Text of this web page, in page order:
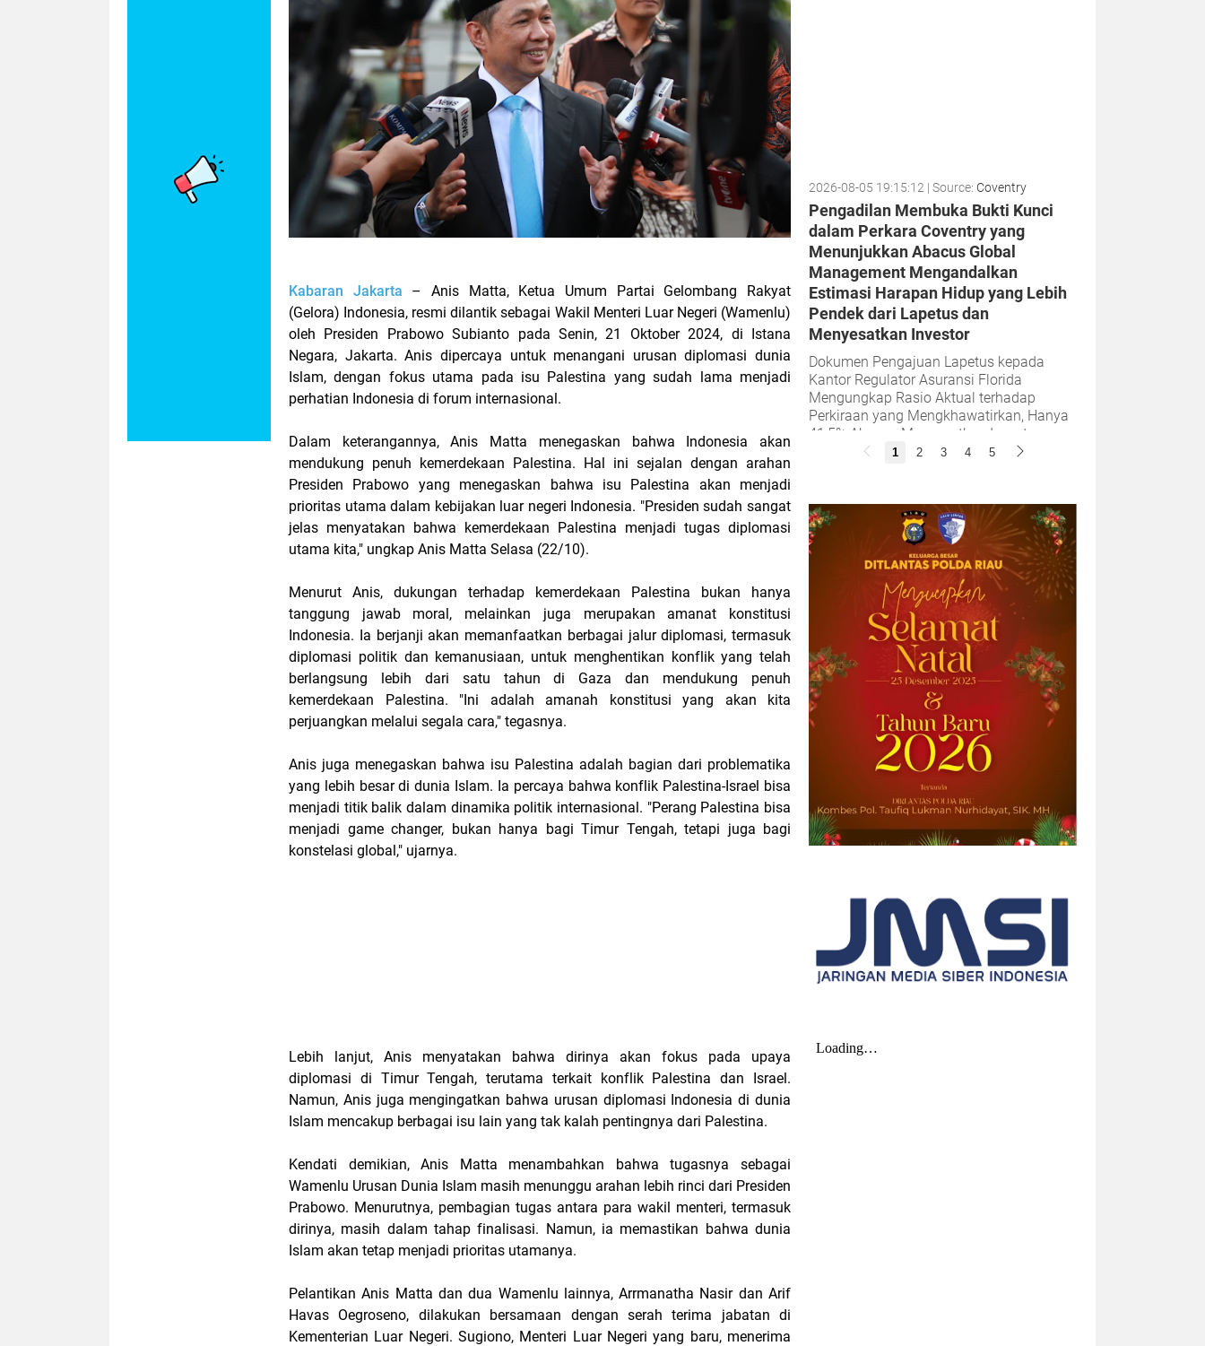
Kabaran Jakarta – Anis Matta, Ketua Umum Partai Gelombang Rakyat
(Gelora) Indonesia, resmi dilantik sebagai Wakil Menteri Luar Negeri (Wamenlu)
oleh Presiden Prabowo Subianto pada Senin, 21 Oktober 2024, di Istana
Negara, Jakarta. Anis dipercaya untuk menangani urusan diplomasi dunia
Islam, dengan fokus utama pada isu Palestina yang sudah lama menjadi
perhatian Indonesia di forum internasional.
Dalam keterangannya, Anis Matta menegaskan bahwa Indonesia akan
mendukung penuh kemerdekaan Palestina. Hal ini sejalan dengan arahan
Presiden Prabowo yang menegaskan bahwa isu Palestina akan menjadi
prioritas utama dalam kebijakan luar negeri Indonesia. "Presiden sudah sangat
jelas menyatakan bahwa kemerdekaan Palestina menjadi tugas diplomasi
utama kita," ungkap Anis Matta Selasa (22/10).
Menurut Anis, dukungan terhadap kemerdekaan Palestina bukan hanya
tanggung jawab moral, melainkan juga merupakan amanat konstitusi
Indonesia. Ia berjanji akan memanfaatkan berbagai jalur diplomasi, termasuk
diplomasi politik dan kemanusiaan, untuk menghentikan konflik yang telah
berlangsung lebih dari satu tahun di Gaza dan mendukung penuh
kemerdekaan Palestina. "Ini adalah amanah konstitusi yang akan kita
perjuangkan melalui segala cara," tegasnya.
Anis juga menegaskan bahwa isu Palestina adalah bagian dari problematika
yang lebih besar di dunia Islam. Ia percaya bahwa konflik Palestina-Israel bisa
menjadi titik balik dalam dinamika politik internasional. "Perang Palestina bisa
menjadi game changer, bukan hanya bagi Timur Tengah, tetapi juga bagi
konstelasi global," ujarnya.
Lebih lanjut, Anis menyatakan bahwa dirinya akan fokus pada upaya
diplomasi di Timur Tengah, terutama terkait konflik Palestina dan Israel.
Namun, Anis juga mengingatkan bahwa urusan diplomasi Indonesia di dunia
Islam mencakup berbagai isu lain yang tak kalah pentingnya dari Palestina.
Kendati demikian, Anis Matta menambahkan bahwa tugasnya sebagai
Wamenlu Urusan Dunia Islam masih menunggu arahan lebih rinci dari Presiden
Prabowo. Menurutnya, pembagian tugas antara para wakil menteri, termasuk
dirinya, masih dalam tahap finalisasi. Namun, ia memastikan bahwa dunia
Islam akan tetap menjadi prioritas utamanya.
Pelantikan Anis Matta dan dua Wamenlu lainnya, Arrmanatha Nasir dan Arif
Havas Oegroseno, dilakukan bersamaan dengan serah terima jabatan di
Kementerian Luar Negeri. Sugiono, Menteri Luar Negeri yang baru, menerima
2026-08-05 19:15:12 | Source: Coventry
Pengadilan Membuka Bukti Kunci
dalam Perkara Coventry yang
Menunjukkan Abacus Global
Management Mengandalkan
Estimasi Harapan Hidup yang Lebih
Pendek dari Lapetus dan
Menyesatkan Investor
Dokumen Pengajuan Lapetus kepada
Kantor Regulator Asuransi Florida
Mengungkap Rasio Aktual terhadap
Perkiraan yang Mengkhawatirkan, Hanya
41,5% Abacus Menyesatkan Investornya
dengan Menyembunyikan...
2026-08-05 14:33:34| Source: British American
Riset Global Terbaru Velo
Mengungkap Bagaimana Ekspresi
Diri Menciptakan “Efek Berantai”
Data survei terbaru menunjukkan bahwa
empat dari sepuluh orang dewasa (39%)
merasa semakin sulit membangun
hubungan yang tulus seiring
bertambahnya usia. Namun, musik dan
lantai dansa terbukti...
2026-08-04 20:17:41 | Source:
Univar Solutions
Univar Solutions Mengakuisisi H.M.
Plastik, dan Perekat di Amerika
1 2 3 4 5